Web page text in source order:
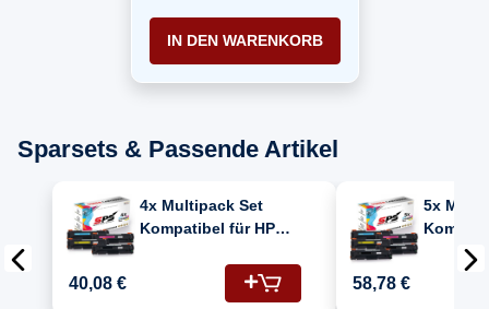
IN DEN WARENKORB
Sparsets & Passende Artikel
4x Multipack Set
Kompatibel für HP
(410A/CF411A,
40,08 €
5x
Color
MFP M
58,78 €